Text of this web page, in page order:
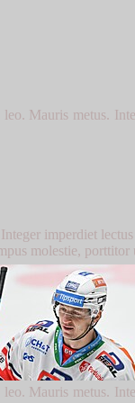
Mauris metus.
imperdiet
molestie,
Mauris metus.